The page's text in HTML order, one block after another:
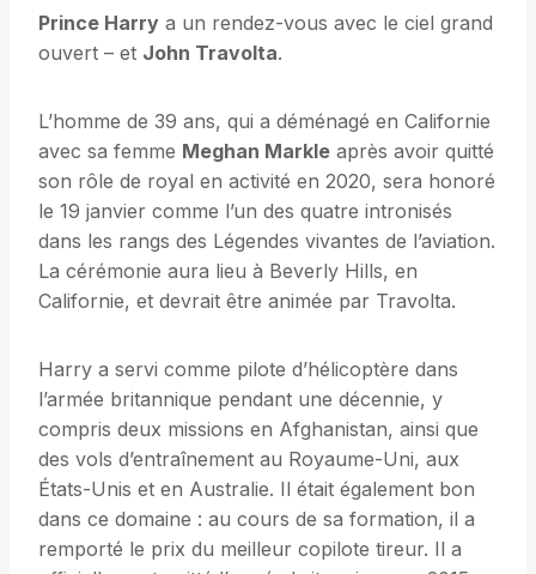
Prince Harry a un rendez-vous avec le ciel grand
ouvert – et John Travolta.
L’homme de 39 ans, qui a déménagé en Californie
avec sa femme Meghan Markle après avoir quitté
son rôle de royal en activité en 2020, sera honoré
le 19 janvier comme l’un des quatre intronisés
dans les rangs des Légendes vivantes de l’aviation.
La cérémonie aura lieu à Beverly Hills, en
Californie, et devrait être animée par Travolta.
Harry a servi comme pilote d’hélicoptère dans
l’armée britannique pendant une décennie, y
compris deux missions en Afghanistan, ainsi que
des vols d’entraînement au Royaume-Uni, aux
États-Unis et en Australie. Il était également bon
dans ce domaine : au cours de sa formation, il a
remporté le prix du meilleur copilote tireur. Il a